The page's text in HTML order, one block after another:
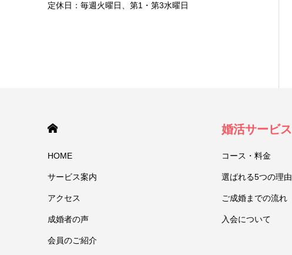
定休日：毎週火曜日、第1・第3水曜日
HOME
サービス案内
アクセス
成婚者の声
会員のご紹介
婚活サービス
コース・料金
選ばれる5つの理由
ご成婚までの流れ
入会について